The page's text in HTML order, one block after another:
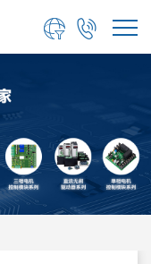

